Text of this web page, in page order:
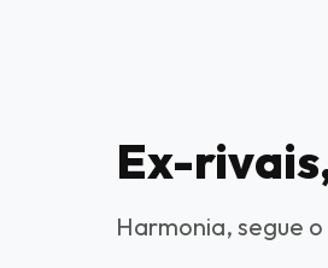
Ex-
Harmonia, segue